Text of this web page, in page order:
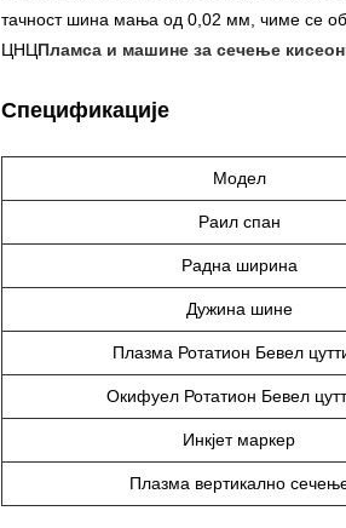
тачност шина мања од 0,02 мм, чиме се
ЦНЦПламса и машине за сечење
Спецификације
Модел
Раил спан
Радна ширина
Дужина шине
Плазма Ротатион Бевел
Окифуел Ротатион Бевел
Инкјет маркер
Плазма вертикално